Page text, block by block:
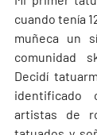
cuando tenía
muñeca un
comunidad
Decidí
identificado
artistas de